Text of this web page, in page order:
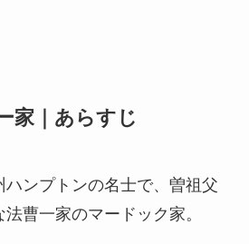
家｜あらすじ
ンプトンの名士で、曽祖父
曹一家のマードック家。